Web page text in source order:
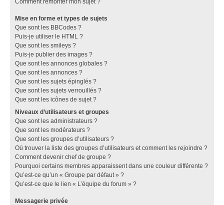
Comment remonter mon sujet ?
Mise en forme et types de sujets
Que sont les BBCodes ?
Puis-je utiliser le HTML ?
Que sont les smileys ?
Puis-je publier des images ?
Que sont les annonces globales ?
Que sont les annonces ?
Que sont les sujets épinglés ?
Que sont les sujets verrouillés ?
Que sont les icônes de sujet ?
Niveaux d’utilisateurs et groupes
Que sont les administrateurs ?
Que sont les modérateurs ?
Que sont les groupes d’utilisateurs ?
Où trouver la liste des groupes d’utilisateurs et comment les rejoindre ?
Comment devenir chef de groupe ?
Pourquoi certains membres apparaissent dans une couleur différente ?
Qu’est-ce qu’un « Groupe par défaut » ?
Qu’est-ce que le lien « L’équipe du forum » ?
Messagerie privée